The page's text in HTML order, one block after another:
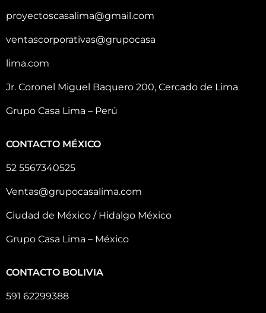
proyectoscasalima@gmail.com
ventascorporativas@grupocasa
lima.com
Jr. Coronel Miguel Baquero 200, Cercado de Lima
Grupo Casa Lima – Perú
CONTACTO MÉXICO
52 5567340525
Ventas@grupocasalima.com
Ciudad de México / Hidalgo México
Grupo Casa Lima – México
CONTACTO BOLIVIA
591 62299388